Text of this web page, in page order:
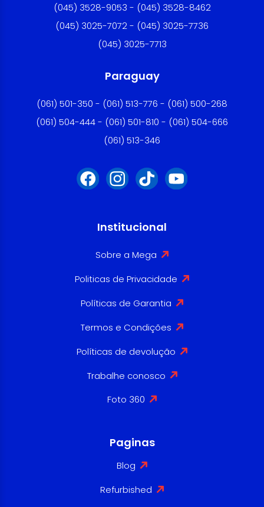
(045) 3528-9053 - (045) 3528-8462
(045) 3025-7072 - (045) 3025-7736
(045) 3025-7713
Paraguay
(061) 501-350 - (061) 513-776 - (061) 500-268
(061) 504-444 - (061) 501-810 - (061) 504-666
(061) 513-346
Institucional
Sobre a Mega
Politicas de Privacidade
Políticas de Garantia
Termos e Condições
Políticas de devolução
Trabalhe conosco
Foto 360
Paginas
Blog
Refurbished